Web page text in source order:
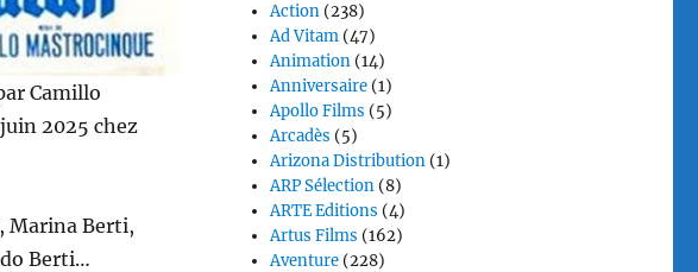
Camillo
2025 chez
Marina Berti,
Berti…
Action (238)
Ad Vitam (47)
Animation (14)
Anniversaire (1)
Apollo Films (5)
Arcadès (5)
Arizona Distribution (1)
ARP Sélection (8)
ARTE Editions (4)
Artus Films (162)
Aventure (228)